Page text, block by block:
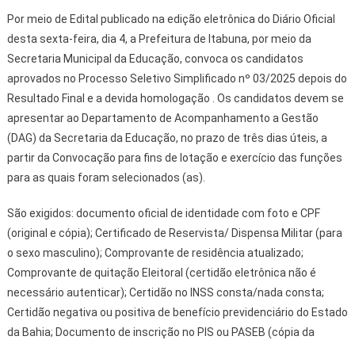
Por meio de Edital publicado na edição eletrônica do Diário Oficial
desta sexta-feira, dia 4, a Prefeitura de Itabuna, por meio da
Secretaria Municipal da Educação, convoca os candidatos
aprovados no Processo Seletivo Simplificado nº 03/2025 depois do
Resultado Final e a devida homologação . Os candidatos devem se
apresentar ao Departamento de Acompanhamento a Gestão
(DAG) da Secretaria da Educação, no prazo de três dias úteis, a
partir da Convocação para fins de lotação e exercício das funções
para as quais foram selecionados (as).
São exigidos: documento oficial de identidade com foto e CPF
(original e cópia); Certificado de Reservista/ Dispensa Militar (para
o sexo masculino); Comprovante de residência atualizado;
Comprovante de quitação Eleitoral (certidão eletrônica não é
necessário autenticar); Certidão no INSS consta/nada consta;
Certidão negativa ou positiva de benefício previdenciário do Estado
da Bahia; Documento de inscrição no PIS ou PASEB (cópia da